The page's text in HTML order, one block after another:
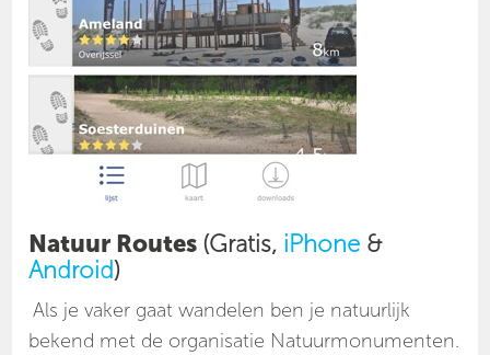
Natuur Routes (Gratis, iPhone &
Android)
Als je vaker gaat wandelen ben je natuurlijk
bekend met de organisatie Natuurmonumenten.